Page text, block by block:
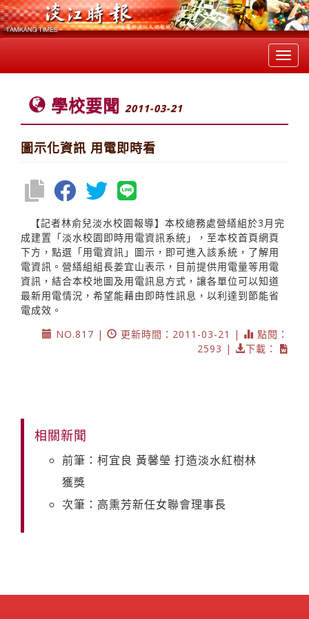
學校要聞 2011-03-21
圖示化資訊 用電即時看
【記者林俞兒淡水校園報導】本校總務處營繕組於3月完
成建置「淡水校園即時用電資訊系統」，至本校首頁網頁
下方，點選「用電資訊」圖示，即可進入該系統，了解用
電資訊。營繕組組長姜宜山表示，目前提供用電量等用電
資訊，結合本校地圖及用電訊息方式，讓各單位可以知道
最新用電情況，希望能藉由即時性訊息，以利達到節能省
電成效。
NO.817 |
更新時間：2011-03-21 |
點閱：
2593 |
下載：
相關新聞
前筆：柯宜良 黃馨瑩 打造淡水紅樹林
獲獎
次筆：高熏芳新任女聯會理事長